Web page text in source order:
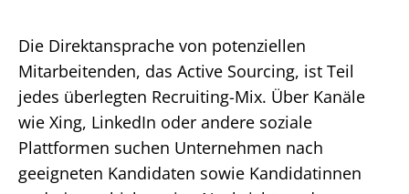
Die Direktansprache von potenziellen
Mitarbeitenden, das Active Sourcing, ist Teil
jedes überlegten Recruiting-Mix. Über Kanäle
wie Xing, LinkedIn oder andere soziale
Plattformen suchen Unternehmen nach
geeigneten Kandidaten sowie Kandidatinnen